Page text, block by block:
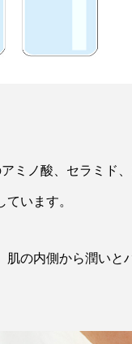
ミノ酸、セラミド
います。
肌の内側から潤いと